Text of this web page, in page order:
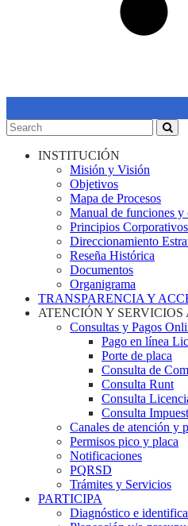
INSTITUCIÓN
Misión y Visión
Objetivos
Mapa de Procesos
Manual de funciones y
Principios Corporativos
Direccionamiento
Reseña Histórica
Documentos
Organigrama
TRANSPARENCIA Y
ATENCIÓN Y
Consultas y Pagos
Pago en línea
Porte de placa
Consulta de
Consulta Runt
Consulta
Consulta
Canales de atención y
Permisos pico y placa
Notificaciones
PQRSD
Trámites y Servicios
PARTICIPA
Diagnóstico e